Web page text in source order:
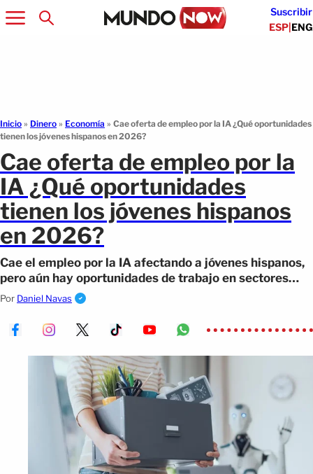
Suscribir
ESP|ENG
Inicio » Dinero » Economía » Cae oferta de empleo por la IA ¿Qué oportunidades
tienen los jóvenes hispanos en 2026?
Cae oferta de empleo por la
IA ¿Qué oportunidades
tienen los jóvenes hispanos
en 2026?
Cae el empleo por la IA afectando a jóvenes hispanos,
pero aún hay oportunidades de trabajo en sectores
clave.
Por Daniel Navas